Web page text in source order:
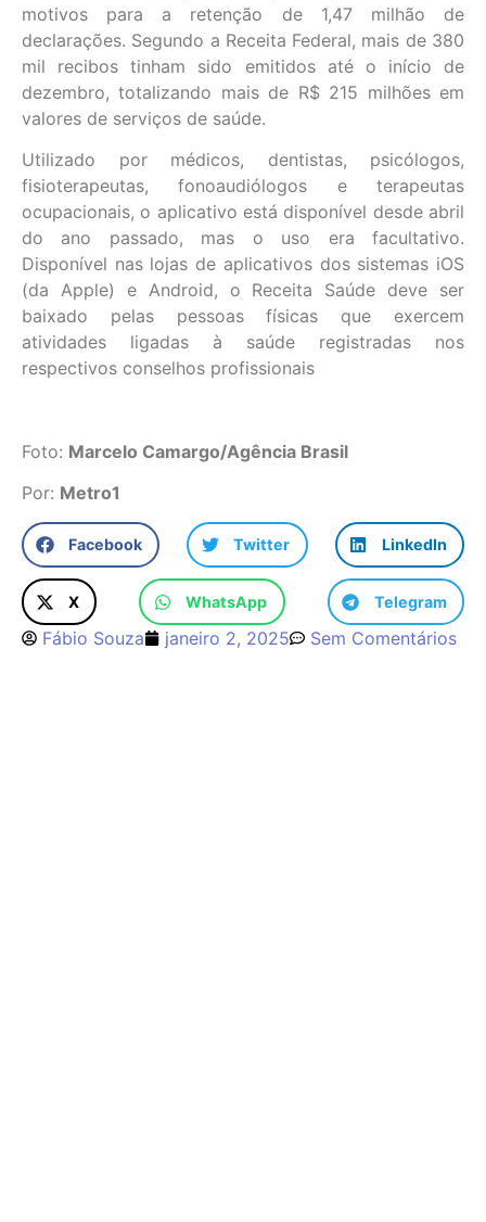
motivos para a retenção de 1,47 milhão de
declarações. Segundo a Receita Federal, mais de 380
mil recibos tinham sido emitidos até o início de
dezembro, totalizando mais de R$ 215 milhões em
valores de serviços de saúde.
Utilizado por médicos, dentistas, psicólogos,
fisioterapeutas, fonoaudiólogos e terapeutas
ocupacionais, o aplicativo está disponível desde abril
do ano passado, mas o uso era facultativo.
Disponível nas lojas de aplicativos dos sistemas iOS
(da Apple) e Android, o Receita Saúde deve ser
baixado pelas pessoas físicas que exercem
atividades ligadas à saúde registradas nos
respectivos conselhos profissionais
Foto: Marcelo Camargo/Agência Brasil
Por: Metro1
Facebook Twitter LinkedIn
X WhatsApp Telegram
Fábio Souza janeiro 2, 2025 Sem Comentários